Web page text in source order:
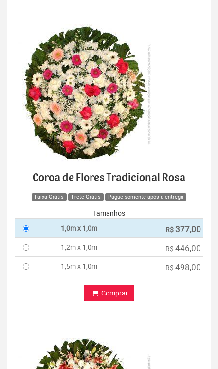
Coroa de Flores Tradicional Rosa
Faixa Grátis Frete Grátis Pague somente após a entrega
Tamanhos
1,0m x 1,0m
R$ 377,00
1,2m x 1,0m R$ 446,00
1,5m x 1,0m R$ 498,00
Comprar